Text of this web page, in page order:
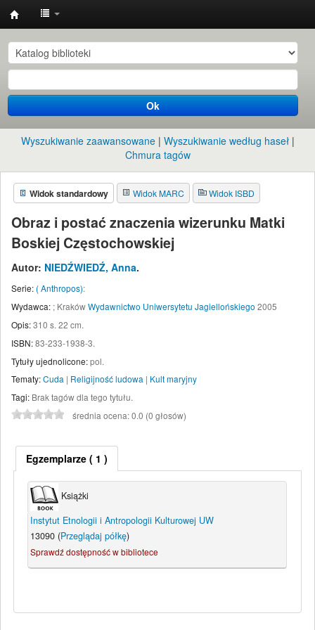
Instytut
Etnologii
i
Antropologii
Kulturowej
UW
Ok
Wyszukiwanie zaawansowane
Wyszukiwanie według haseł
Chmura tagów
Widok standardowy Widok MARC Widok ISBD
Obraz i postać znaczenia wizerunku Matki
Boskiej Częstochowskiej
Autor: NIEDŹWIEDŹ, Anna.
Serie:( Anthropos):
Wydawca: ; KrakówWydawnictwo Uniwersytetu Jagiellońskiego 2005
Opis:310 s. 22 cm.
ISBN:83-233-1938-3.
Tytuły ujednolicone:pol.
Tematy:Cuda | Religijność ludowa | Kult maryjny
Tagi: Brak tagów dla tego tytułu.
średnia ocena: 0.0 (0 głosów)
Egzemplarze( 1 )
Książki
Instytut Etnologii i Antropologii Kulturowej UW
13090 (Przeglądaj półkę)
Sprawdź dostępność w bibliotece